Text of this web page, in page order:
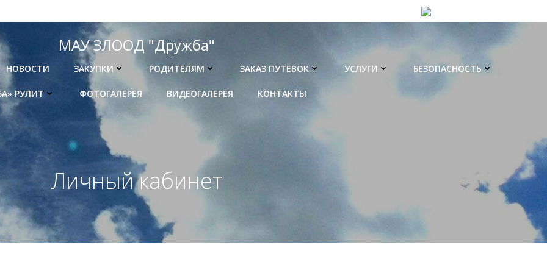
МАУ ЗЛООД "Дружба"
НОВОСТИ ЗАКУПКИ РОДИТЕЛЯМ ЗАКАЗ ПУТЕВОК УСЛУГИ БЕЗОПАСНОСТЬ
РУЛИТ ФОТОГАЛЕРЕЯ ВИДЕОГАЛЕРЕЯ КОНТАКТЫ
Личный кабинет